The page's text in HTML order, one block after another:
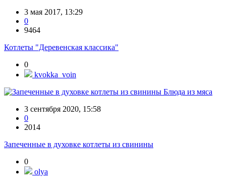
3 мая 2017, 13:29
0
9464
Котлеты "Деревенская классика"
0
kvokka_voin
Блюда из мяса
3 сентября 2020, 15:58
0
2014
Запеченные в духовке котлеты из свинины
0
olya